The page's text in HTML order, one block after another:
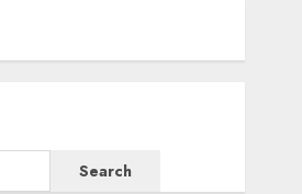
Search